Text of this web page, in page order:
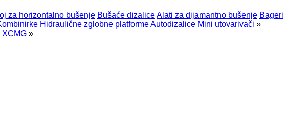
za horizontalno bušenje Bušaće dizaliceAlati za dijamantno bušenje Bageri
Hidraulične zglobne platformeAutodizalice Mini utovarivači »
XCMG »